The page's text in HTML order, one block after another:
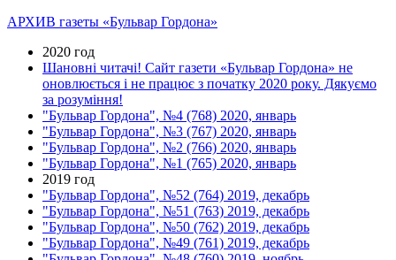
АРХИВ газеты «Бульвар Гордона»
2020 год
Шановні читачі! Сайт газети «Бульвар Гордона» не
оновлюється і не працює з початку 2020 року. Дякуємо
за розуміння!
"Бульвар Гордона", №4 (768) 2020, январь
"Бульвар Гордона", №3 (767) 2020, январь
"Бульвар Гордона", №2 (766) 2020, январь
"Бульвар Гордона", №1 (765) 2020, январь
2019 год
"Бульвар Гордона", №52 (764) 2019, декабрь
"Бульвар Гордона", №51 (763) 2019, декабрь
"Бульвар Гордона", №50 (762) 2019, декабрь
"Бульвар Гордона", №49 (761) 2019, декабрь